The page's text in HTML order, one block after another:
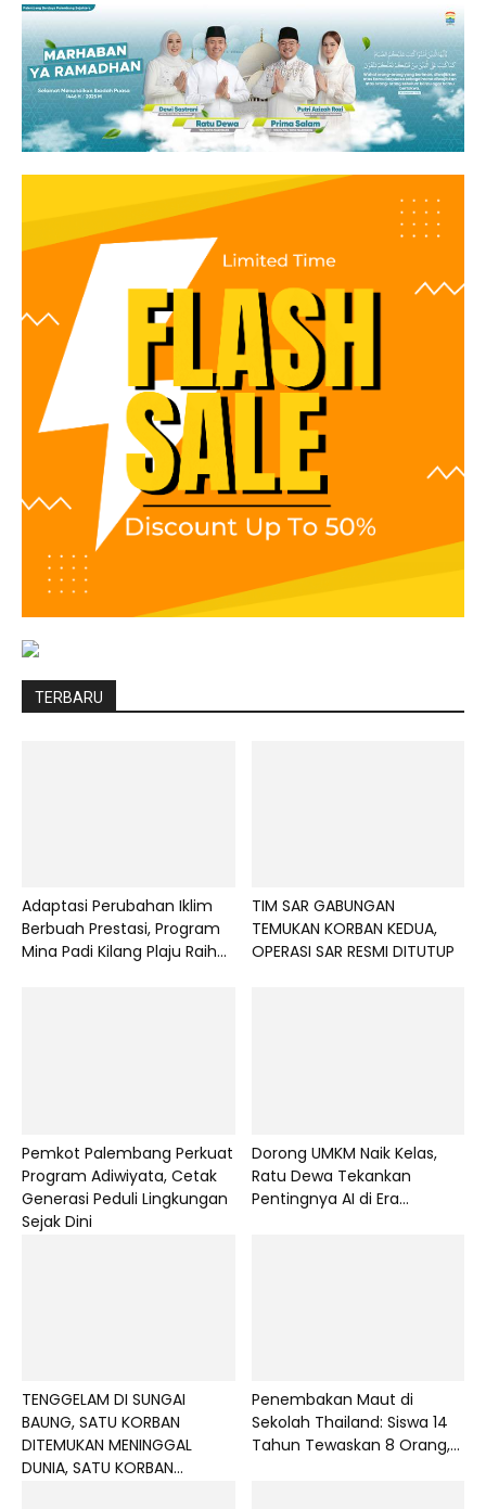
TERBARU
Adaptasi Perubahan Iklim
Berbuah Prestasi, Program
Mina Padi Kilang Plaju Raih...
TIM SAR GABUNGAN
TEMUKAN KORBAN KEDUA,
OPERASI SAR RESMI DITUTUP
Pemkot Palembang Perkuat
Program Adiwiyata, Cetak
Generasi Peduli Lingkungan
Sejak Dini
Dorong UMKM Naik Kelas,
Ratu Dewa Tekankan
Pentingnya AI di Era...
TENGGELAM DI SUNGAI
BAUNG, SATU KORBAN
DITEMUKAN MENINGGAL
DUNIA, SATU KORBAN...
Penembakan Maut di
Sekolah Thailand: Siswa 14
Tahun Tewaskan 8 Orang,...